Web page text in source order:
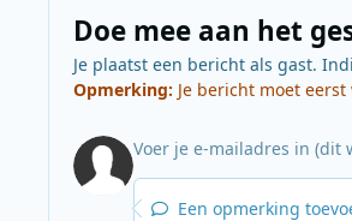
Doe mee aan het
Je plaatst een bericht als gast.
Opmerking: Je bericht moet
Een opmerking